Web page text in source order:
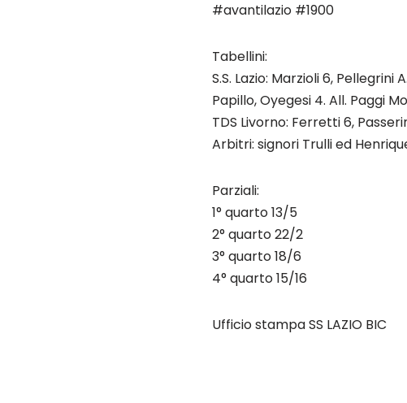
#avantilazio #1900
Tabellini:
S.S. Lazio: Marzioli 6, Pellegrini
Papillo, Oyegesi 4. All. Paggi
TDS Livorno: Ferretti 6,
Arbitri: signori Trulli ed
Parziali:
1° quarto 13/5
2° quarto 22/2
3° quarto 18/6
4° quarto 15/16
Ufficio stampa SS LAZIO BIC